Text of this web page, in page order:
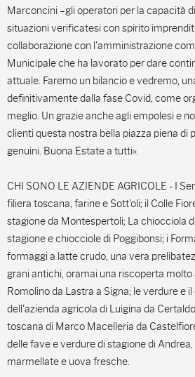
Marconcini –gli operatori per la capacità
situazioni verificatesi con spirito
collaborazione con l'amministrazione
Municipale che ha lavorato per dare
attuale. Faremo un bilancio e vedremo,
definitivamente dalla fase Covid, come
meglio. Un grazie anche agli empolesi e
clienti questa nostra bella piazza piena di
genuini. Buona Estate a tutti».
CHI SONO LE AZIENDE AGRICOLE - I
filiera toscana, farine e Sott'oli; il Colle
stagione da Montespertoli; La chiocciola
stagione e chiocciole di Poggibonsi; i
formaggi a latte crudo, una vera
grani antichi, oramai una riscoperta
Romolino da Lastra a Signa; le verdure e
dell'azienda agricola di Luigina da
toscana di Marco Macelleria da
delle fave e verdure di stagione di
marmellate e uova fresche.